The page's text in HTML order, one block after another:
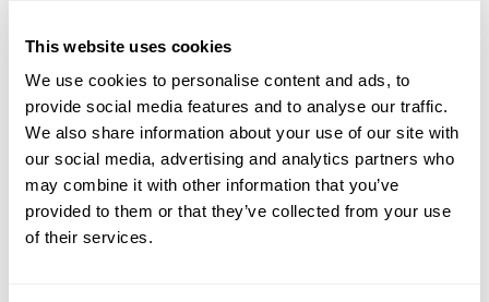
This website uses cookies
We use cookies to personalise content and ads, to
provide social media features and to analyse our traffic.
We also share information about your use of our site with
our social media, advertising and analytics partners who
may combine it with other information that you’ve
provided to them or that they’ve collected from your use
of their services.
1 2
TOP AUTHORS